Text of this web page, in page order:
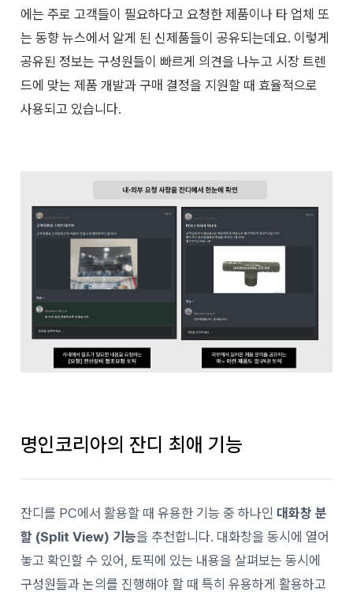
에는 주로 고객들이 필요하다고 요청한 제품이나 타 업체 또
는 동향 뉴스에서 알게 된 신제품들이 공유되는데요. 이렇게
공유된 정보는 구성원들이 빠르게 의견을 나누고 시장 트렌
드에 맞는 제품 개발과 구매 결정을 지원할 때 효율적으로
사용되고 있습니다.
명인코리아의 잔디 최애 기능
잔디를 PC에서 활용할 때 유용한 기능 중 하나인대화창 분
할 (Split View) 기능을 추천합니다. 대화창을 동시에 열어
놓고 확인할 수 있어, 토픽에 있는 내용을 살펴보는 동시에
구성원들과 논의를 진행해야 할 때 특히 유용하게 활용하고